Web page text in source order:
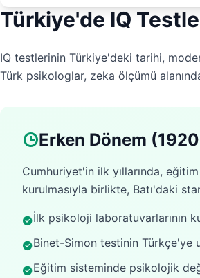
Türkiye'de IQ
IQ testlerinin Türkiye'deki tarihi,
Türk psikologlar, zeka ölçümü
Erken Dönem
Cumhuriyet'in ilk yıllarında,
kurulmasıyla birlikte, Batı'daki
İlk psikoloji laboratuvarlarının
Binet-Simon testinin Türkçe'ye
Eğitim sisteminde psikolojik